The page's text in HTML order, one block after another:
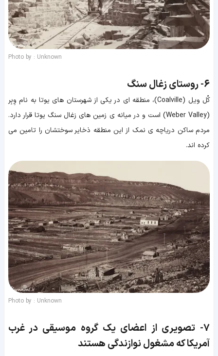
Photo by : Unknown
6- روستای زغال سنگ
کُل ویل (Coalville)، منطقه ای در یکی از شهرستان های یوتا به نام وِبِر
(Weber Valley) است و در میانه ی زمین های زغال سنگ یوتا قرار دارد.
مردم ساکن دریاچه ی نمک از این منطقه ذخایر سوختشان را تامین می
کرده اند.
Photo by : Unknown
7- تصویری از اعضای یک گروه موسیقی در غرب
آمریکا که مشغول نوازندگی هستند